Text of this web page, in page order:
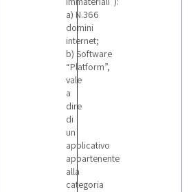
a) N.366
domini
internet;
b) Software
“Platform”,
vale
a
dire
di
un
applicativo
appartenente
alla
categoria